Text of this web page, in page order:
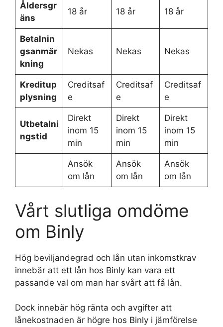
Åldersgr
äns
18 år 18 år 18 år
Betalnin
gsanmär
kning
Nekas Nekas Nekas
Kreditup
plysning
Creditsaf
e
Creditsaf
e
Creditsaf
e
Utbetalni
ngstid
Direkt
inom 15
min
Direkt
inom 15
min
Direkt
inom 15
min
Ansök
om lån
Ansök
om lån
Ansök
om lån
Vårt slutliga omdöme
om Binly
Hög beviljandegrad och lån utan inkomstkrav
innebär att ett lån hos Binly kan vara ett
passande val om man har svårt att få lån.
Dock innebär hög ränta och avgifter att
lånekostnaden är högre hos Binly i jämförelse